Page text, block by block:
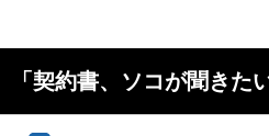
「契約書、ソコが聞きた